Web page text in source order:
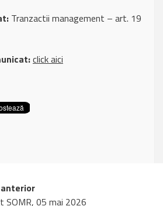
Tranzactii management – art. 19
click aici
SOMR, 05 mai 2026